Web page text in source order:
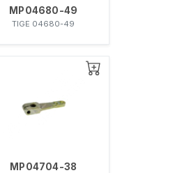
MP04680-49
TIGE 04680-49
MP04704-38